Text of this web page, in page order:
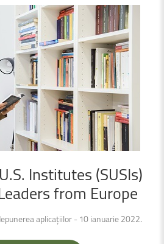
U.S. Institutes (SUSIs)
from Europe
aplicațiilor - 10 ianuarie 2022.